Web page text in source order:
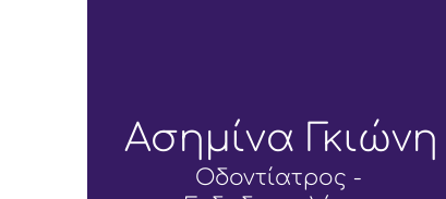
Ασημίνα Γκιώνη
Οδοντίατρος -